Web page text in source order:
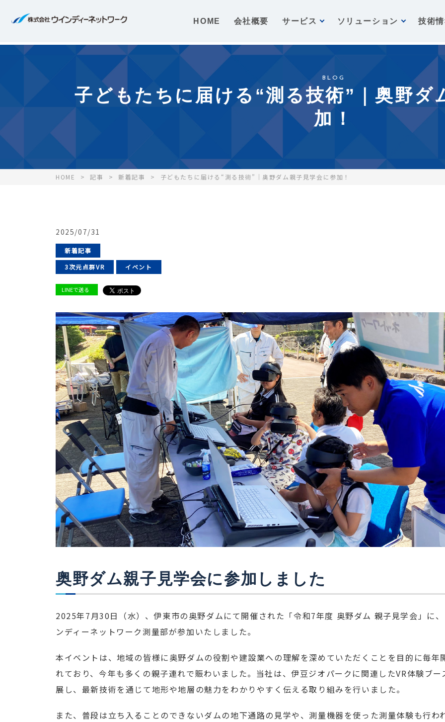
HOME 会社概要 サービス ソリューション 技術
BLOG
子どもたちに届ける“測る技術”｜奥野ダ
加！
HOME 記事 新着記事 子どもたちに届ける“測る技術”｜奥野ダム親子見学会に参加！
2025/07/31
新着記事
3次元点群VR
イベント
LINEで送る
奥野ダム親子見学会に参加しました
2025年7月30日（水）、伊東市の奥野ダムにて開催された「令和7年度 奥野ダム 親子見学会」に
ンディーネットワーク測量部が参加いたしました。
本イベントは、地域の皆様に奥野ダムの役割や建設業への理解を深めていただくことを目的に毎年
れており、今年も多くの親子連れで賑わいました。当社は、伊豆ジオパークに関連したVR体験ブー
展し、最新技術を通じて地形や地層の魅力をわかりやすく伝える取り組みを行いました。
また、普段は立ち入ることのできないダムの地下通路の見学や、測量機器を使った測量体験も行わ